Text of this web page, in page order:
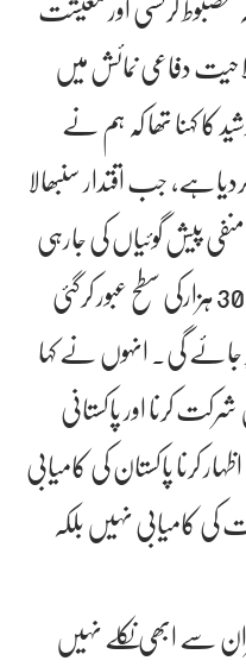
دفاعی نمائش میں
کا کہنا تھا کہ ہم نے
جب اقتدار سنبھالا
پیش گوئیاں کی جارہی
تھیں لیکن ا?ج اسٹاک ایکس چینج 30 ہزارکی سطح عبور کرگئی
اوپر جائے گی۔ انہوں نے کہا
کرنا اور پاکستانی
کرنا پاکستان کی کامیابی
کامیابی نہیں بلکہ
سے ابھی نکلے نہیں